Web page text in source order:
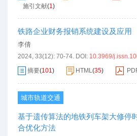
施引文献(1)
铁路企业财务报销系统建设及应用
李倩
2024, 33(12): 70-74. DOI: 10.3969/
摘要(101) HTML(35)
城市轨道交通
基于遗传算法的地铁列车架大修停
合优化方法